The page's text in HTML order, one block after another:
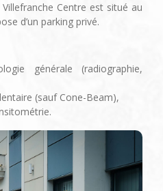
Centre est situé au
d’un parking privé.
générale (radiographie,
(sauf Cone-Beam),